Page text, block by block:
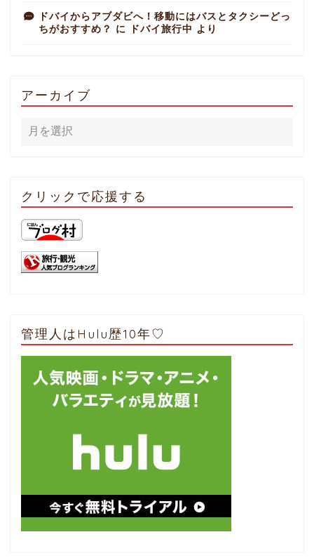
ドバイからアブダビへ！移動にはバスとタクシーどっ
ちがおすすめ？
に ドバイ旅行中 より
アーカイブ
クリックで応援する
管理人はHulu歴10年♡